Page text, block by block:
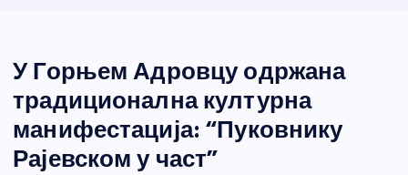
и портал
У Горњем Адровцу одржана
традиционална културна
манифестација: “Пуковнику
Рајевском у част”